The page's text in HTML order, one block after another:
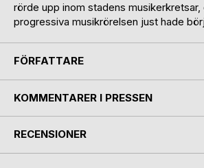
rörde upp inom stadens musikerkretsar,
progressiva musikrörelsen just hade
FÖRFATTARE
KOMMENTARER I PRESSEN
RECENSIONER